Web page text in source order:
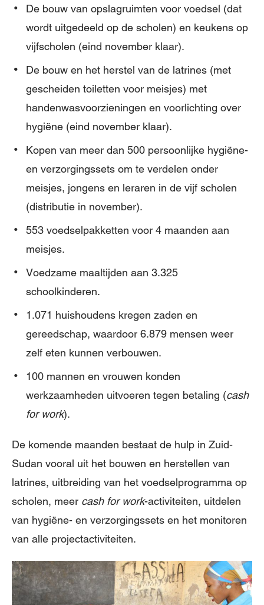
De bouw van opslagruimten voor voedsel (dat
wordt uitgedeeld op de scholen) en keukens op
vijfscholen (eind november klaar).
De bouw en het herstel van de latrines (met
gescheiden toiletten voor meisjes) met
handenwasvoorzieningen en voorlichting over
hygiëne (eind november klaar).
Kopen van meer dan 500 persoonlijke hygiëne-
en verzorgingssets om te verdelen onder
meisjes, jongens en leraren in de vijf scholen
(distributie in november).
553 voedselpakketten voor 4 maanden aan
meisjes.
Voedzame maaltijden aan 3.325
schoolkinderen.
1.071 huishoudens kregen zaden en
gereedschap, waardoor 6.879 mensen weer
zelf eten kunnen verbouwen.
100 mannen en vrouwen konden
werkzaamheden uitvoeren tegen betaling (cash
for work).
De komende maanden bestaat de hulp in Zuid-
Sudan vooral uit het bouwen en herstellen van
latrines, uitbreiding van het voedselprogramma op
scholen, meer cash for work-activiteiten, uitdelen
van hygiëne- en verzorgingssets en het monitoren
van alle projectactiviteiten.